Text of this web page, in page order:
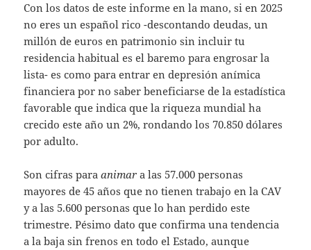
Con los datos de este informe en la mano, si en 2025
no eres un español rico -descontando deudas, un
millón de euros en patrimonio sin incluir tu
residencia habitual es el baremo para engrosar la
lista- es como para entrar en depresión anímica
financiera por no saber beneficiarse de la estadística
favorable que indica que la riqueza mundial ha
crecido este año un 2%, rondando los 70.850 dólares
por adulto.
Son cifras paraanimar a las 57.000 personas
mayores de 45 años que no tienen trabajo en la CAV
y a las 5.600 personas que lo han perdido este
trimestre. Pésimo dato que confirma una tendencia
a la baja sin frenos en todo el Estado, aunque